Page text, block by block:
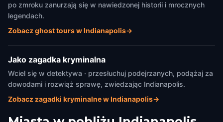
po zmroku zanurzają się w nawiedzonej historii i mrocznych
legendach.
Zobacz ghost tours w Indianapolis→
Jako zagadka kryminalna
Wciel się w detektywa · przesłuchuj podejrzanych, podążaj za
dowodami i rozwiąż sprawę, zwiedzając Indianapolis.
Zobacz zagadki kryminalne w Indianapolis→